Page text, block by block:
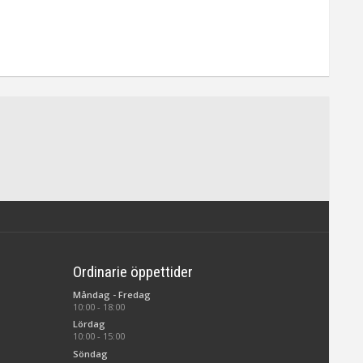
Ordinarie öppettider
Måndag - Fredag
10:00 - 18:00
Lördag
10:00 - 15:00
Söndag